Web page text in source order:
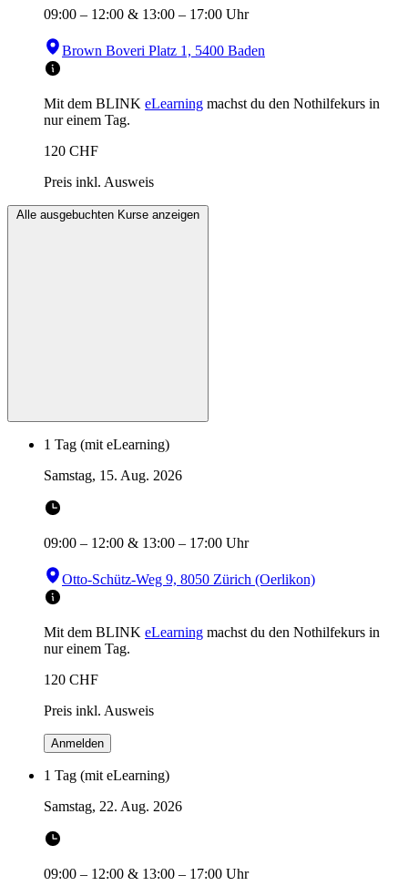
09:00 – 12:00 & 13:00 – 17:00 Uhr
Brown Boveri Platz 1, 5400 Baden
Mit dem BLINK eLearning machst du den Nothilfekurs in
nur einem Tag.
120 CHF
Preis inkl. Ausweis
Alle ausgebuchten Kurse anzeigen
1 Tag (mit eLearning)
Samstag, 15. Aug. 2026
09:00 – 12:00 & 13:00 – 17:00 Uhr
Otto-Schütz-Weg 9, 8050 Zürich (Oerlikon)
Mit dem BLINK eLearning machst du den Nothilfekurs in
nur einem Tag.
120 CHF
Preis inkl. Ausweis
Anmelden
1 Tag (mit eLearning)
Samstag, 22. Aug. 2026
09:00 – 12:00 & 13:00 – 17:00 Uhr